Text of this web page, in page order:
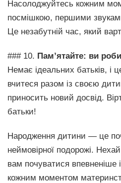
Насолоджуйтесь кожним
посмішкою, першими
Це незабутній час, який
### 10. Пам’ятайте: ви
Немає ідеальних батьків, і
вчитеся разом із своєю
приносить новий досвід.
батьки!
Народження дитини — це
неймовірної подорожі.
вам почуватися впевненіше
кожним моментом